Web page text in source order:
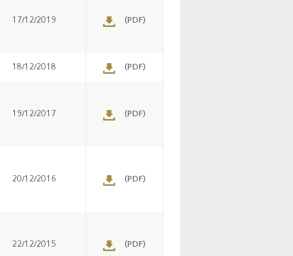
17/12/2019 (PDF)
18/12/2018 (PDF)
19/12/2017 (PDF)
20/12/2016 (PDF)
22/12/2015 (PDF)